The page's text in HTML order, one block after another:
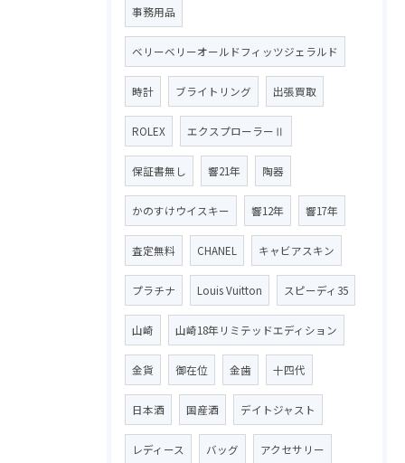
事務用品
ベリーベリーオールドフィッツジェラルド
時計 ブライトリング 出張買取
ROLEX エクスプローラーⅡ
保証書無し 響21年 陶器
かのすけウイスキー 響12年 響17年
査定無料 CHANEL キャビアスキン
プラチナ Louis Vuitton スピーディ35
山崎 山崎18年リミテッドエディション
金貨 御在位 金歯 十四代
日本酒 国産酒 デイトジャスト
レディース バッグ アクセサリー